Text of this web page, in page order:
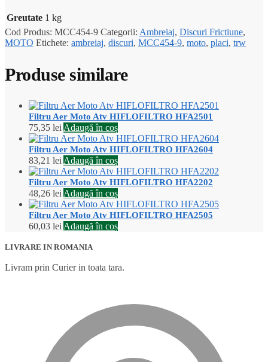
Greutate 1 kg
Cod Produs: MCC454-9 Categorii: Ambreiaj, Discuri Frictiune,
MOTO Etichete: ambreiaj, discuri, MCC454-9, moto, placi, trw
Produse similare
Filtru Aer Moto Atv HIFLOFILTRO HFA2501
75,35 lei Adaugă în coș
Filtru Aer Moto Atv HIFLOFILTRO HFA2604
83,21 lei Adaugă în coș
Filtru Aer Moto Atv HIFLOFILTRO HFA2202
48,26 lei Adaugă în coș
Filtru Aer Moto Atv HIFLOFILTRO HFA2505
60,03 lei Adaugă în coș
LIVRARE IN ROMANIA
Livram prin Curier in toata tara.